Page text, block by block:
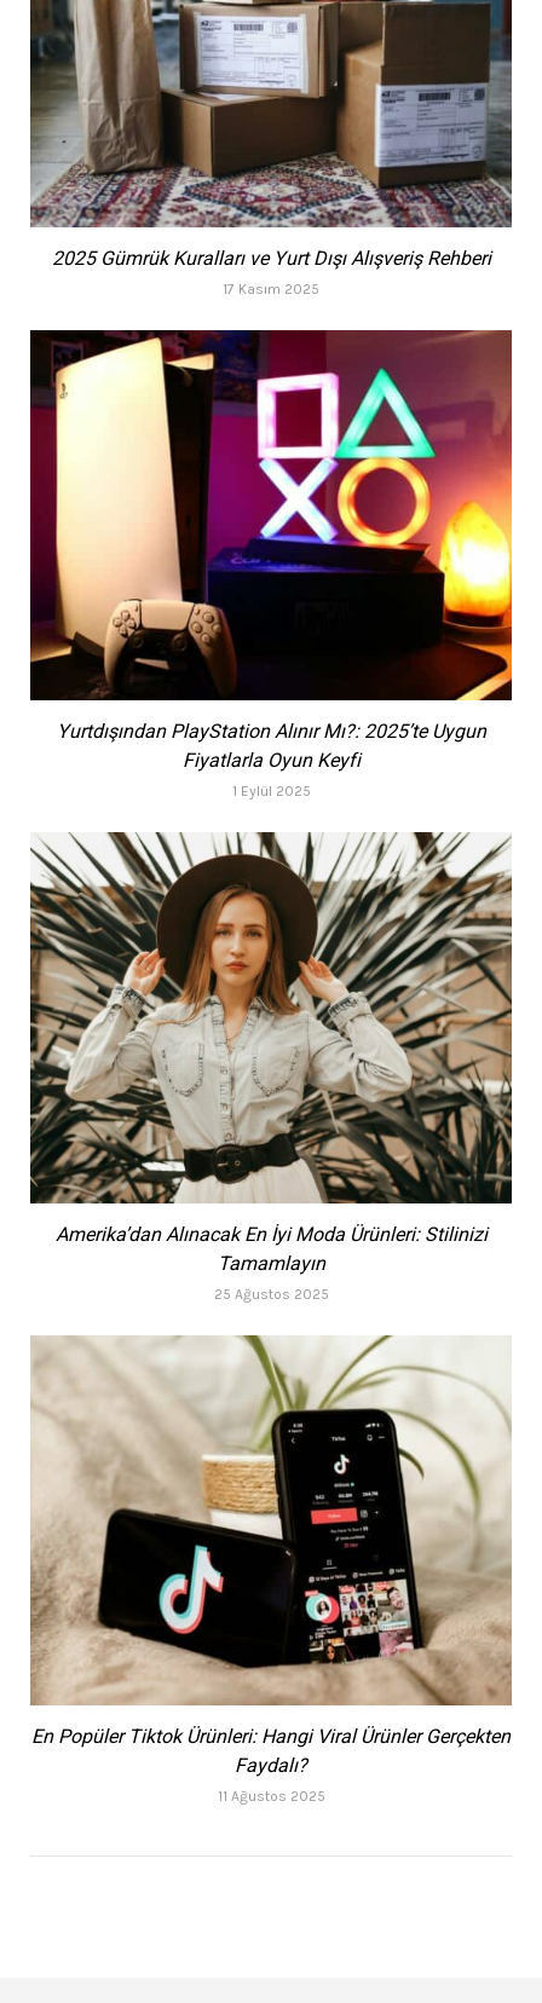
2025 Gümrük Kuralları ve Yurt Dışı Alışveriş Rehberi
17 Kasım 2025
Yurtdışından PlayStation Alınır Mı?: 2025’te Uygun
Fiyatlarla Oyun Keyfi
1 Eylül 2025
Amerika’dan Alınacak En İyi Moda Ürünleri: Stilinizi
Tamamlayın
25 Ağustos 2025
En Popüler Tiktok Ürünleri: Hangi Viral Ürünler Gerçekten
Faydalı?
11 Ağustos 2025